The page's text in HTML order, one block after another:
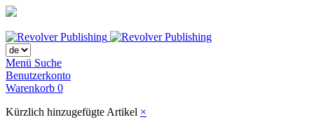
Menü Suche
Benutzerkonto
Warenkorb 0
Kürzlich hinzugefügte Artikel ×